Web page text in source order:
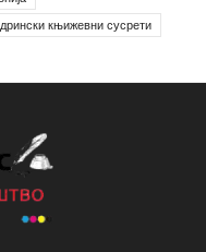
књижевни сусрети